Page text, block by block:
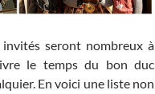
seront nombreux à
le temps du bon duc
En voici une liste non